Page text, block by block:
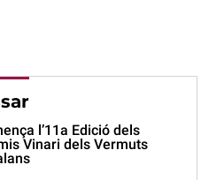
l’11a Edició dels
Vinari dels Vermuts